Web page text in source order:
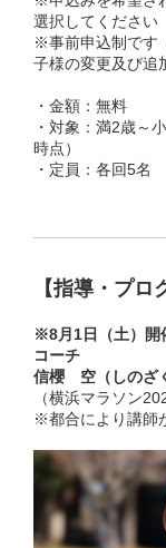
選択してください
※事前申込制です
子様の変更及び追
・金額：無料
・対象：満2歳～
時点）
・定員：各回5名
【指導・プロ
※8月1日（土）開
コーチ
信櫻 空（しのざ
（横浜マラソン
※都合により講師